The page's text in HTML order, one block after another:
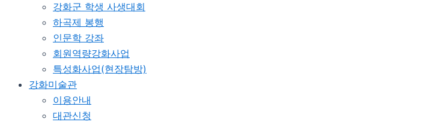
강화군 학생 사생대회
하곡제 봉행
인문학 강좌
회원역량강화사업
특성화사업(현장탐방)
강화미술관
이용안내
대관신청